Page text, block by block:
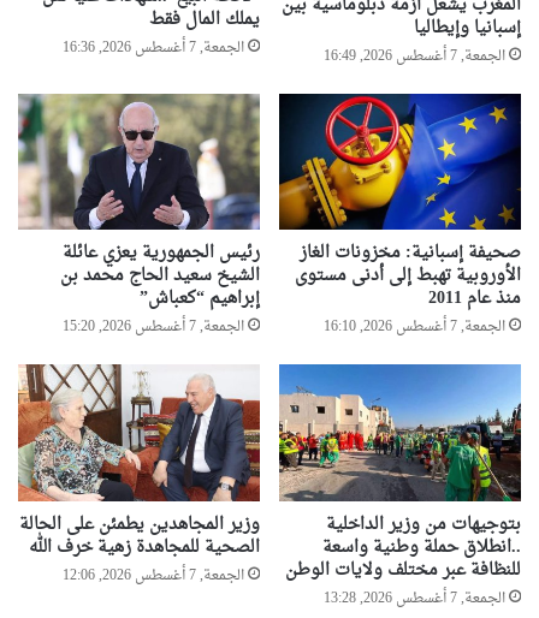
ا
ل
ي
د
ب
ر
ي
ش
ل
إسبانيا وإيطاليا
الجمعة, 7 أغسطس 2026, 16:49
يملك المال فقط
الجمعة, 7 أغسطس 2026, 16:36
صحيفة إسبانية: مخزونات الغاز
الأوروبية تهبط إلى أدنى مستوى
منذ عام 2011
الجمعة, 7 أغسطس 2026, 16:10
رئيس الجمهورية يعزي عائلة
الشيخ سعيد الحاج محمد بن
إبراهيم “كعباش”
الجمعة, 7 أغسطس 2026, 15:20
بتوجيهات من وزير الداخلية
..انطلاق حملة وطنية واسعة
للنظافة عبر مختلف ولايات الوطن
الجمعة, 7 أغسطس 2026, 13:28
وزير المجاهدين يطمئن على الحالة
الصحية للمجاهدة زهية خرف الله
الجمعة, 7 أغسطس 2026, 12:06